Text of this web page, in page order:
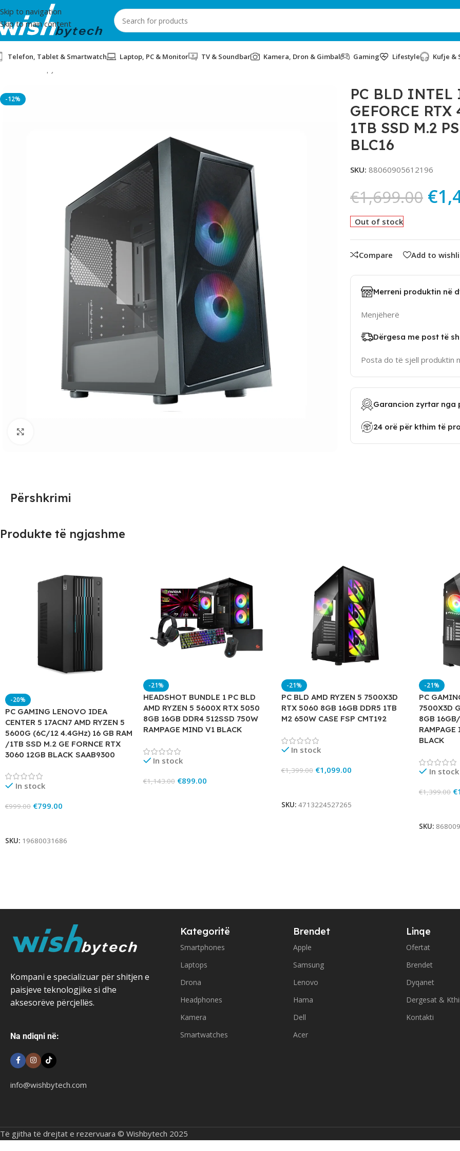
Skip to navigation
Skip to main content
Telefon, Tablet & Smartwatch Laptop, PC & Monitor TV & Soundbar Kamera, Dron & Gimbal Gaming Lifestyle Kufje &
-12%
PC BLD INTEL
GEFORCE
1TB SSD M.2
BLC16
SKU: 88060905612196
€1,699.00 €
Out of stock
Compare Add to
Merreni produktin në
Menjëherë
Dërgesa me post të
Posta do të sjell produktin
Garancion zyrtar nga
24 orë për kthim të
Përshkrimi
Produkte të ngjashme
-20%
PC GAMING LENOVO IDEA
CENTER 5 17ACN7 AMD RYZEN 5
5600G (6C/12 4.4GHz) 16 GB RAM
/1TB SSD M.2 GE FORNCE RTX
3060 12GB BLACK SAAB9300
In stock
€999.00 €799.00
SKU: 19680031686
-21%
HEADSHOT BUNDLE 1 PC BLD
AMD RYZEN 5 5600X RTX 5050
8GB 16GB DDR4 512SSD 750W
RAMPAGE MIND V1 BLACK
In stock
€1,143.00 €899.00
-21%
PC BLD AMD RYZEN 5 7500X3D
RTX 5060 8GB 16GB DDR5 1TB
M2 650W CASE FSP CMT192
In stock
€1,399.00 €1,099.00
SKU: 4713224527265
-21%
PC
7500X3D
8GB
RAMPAGE
BLACK
In stock
€1,399.00 €
SKU:
Kompani e specializuar për shitjen e
paisjeve teknologjike si dhe
aksesorëve përcjellës.
Na ndiqni në:
info@wishbytech.com
Kategoritë
Smartphones
Laptops
Drona
Headphones
Kamera
Smartwatches
Brendet
Apple
Samsung
Lenovo
Hama
Dell
Acer
Linqe
Ofertat
Brendet
Dyqanet
Dergesat &
Kontakti
Të gjitha të drejtat e rezervuara © Wishbytech 2025